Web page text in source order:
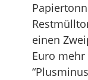
einen
Euro mehr